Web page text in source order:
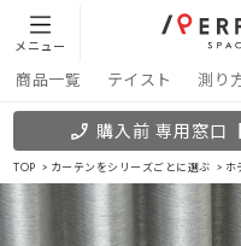
メニュー
商品一覧 テイスト 測り
購入前 専用窓口
TOP カーテンをシリーズごとに選ぶ ホ